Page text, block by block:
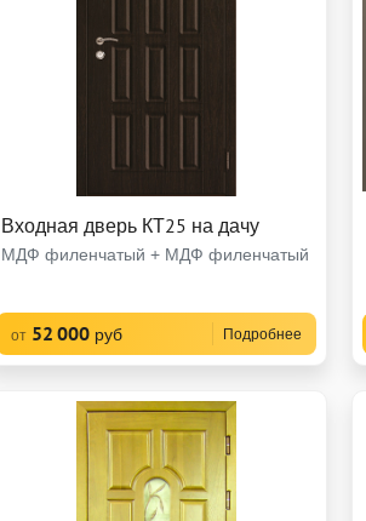
Входная дверь КТ25 на дачу
МДФ филенчатый + МДФ филенчатый
от 52 000 руб Подробнее